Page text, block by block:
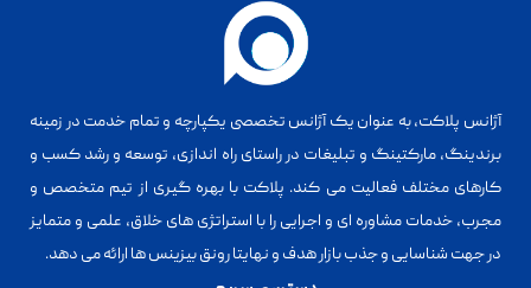
آژانس پلاکت، به عنوان یک آژانس تخصصی یکپارچه و تمام خدمت در زمینه
برندینگ، مارکتینگ و تبلیغات در راستای راه اندازی، توسعه و رشد کسب و
کارهای مختلف فعالیت می کند. پلاکت با بهره گیری از تیم متخصص و
مجرب، خدمات مشاوره ای و اجرایی را با استراتژی های خلاق، علمی و متمایز
در جهت شناسایی و جذب بازار هدف و نهایتا رونق بیزینس ها ارائه می دهد.